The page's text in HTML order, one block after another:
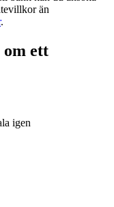
än
.
om ett
igen